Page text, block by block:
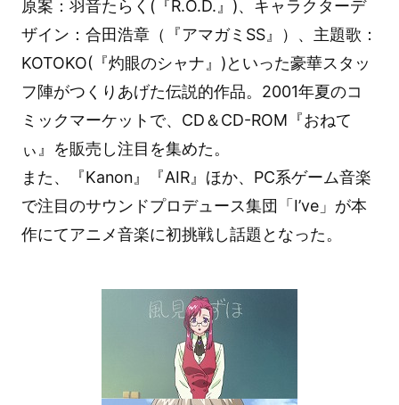
原案：羽音たらく(『R.O.D.』)、キャラクターデ
ザイン：合田浩章（『アマガミSS』）、主題歌：
KOTOKO(『灼眼のシャナ』)といった豪華スタッ
フ陣がつくりあげた伝説的作品。2001年夏のコ
ミックマーケットで、CD＆CD-ROM『おねて
ぃ』を販売し注目を集めた。
また、『Kanon』『AIR』ほか、PC系ゲーム音楽
で注目のサウンドプロデュース集団「I’ve」が本
作にてアニメ音楽に初挑戦し話題となった。